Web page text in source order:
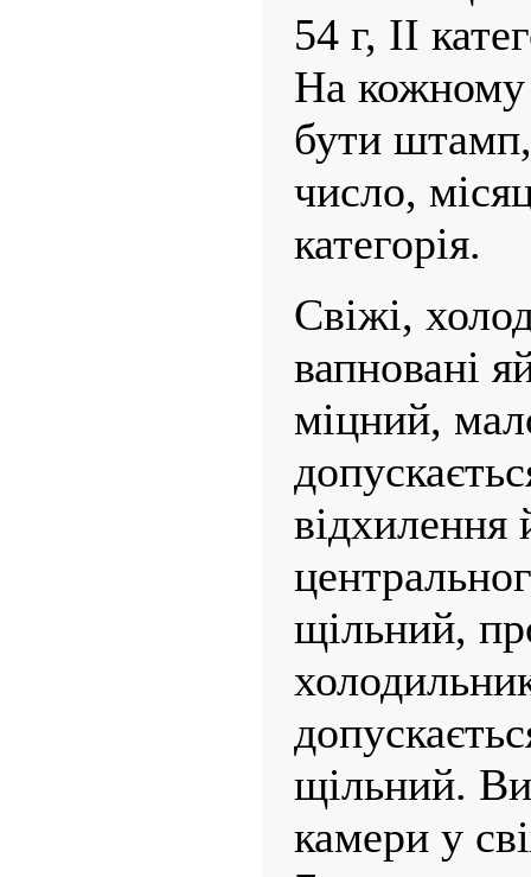
54 г, II
На кожному
бути
число,
категорія.
Свіжі,
вапновані
міцний,
відхилення
щільний,
щільний.
камери у